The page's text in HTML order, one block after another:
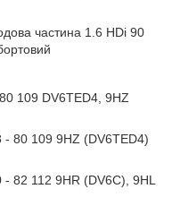
частина 1.6 HDi 90
109 DV6TED4, 9HZ
80 109 9HZ (DV6TED4)
82 112 9HR (DV6C), 9HL